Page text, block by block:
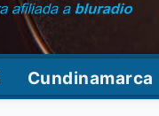
Cundinamarca